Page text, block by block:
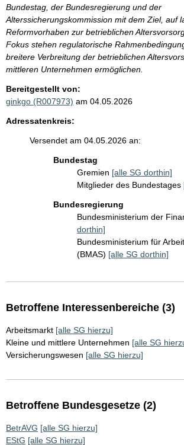
Bundestag, der Bundesregierung und der
Alterssicherungskommission mit dem Ziel, auf
Reformvorhaben zur betrieblichen
Fokus stehen regulatorische
breitere Verbreitung der betrieblichen
mittleren Unternehmen ermöglichen.
Bereitgestellt von:
ginkgo (R007973) am 04.05.2026
Adressatenkreis:
Versendet am 04.05.2026 an:
Bundestag
Gremien [alle SG dorthin]
Mitglieder des Bundestages
Bundesregierung
Bundesministerium der
dorthin]
Bundesministerium für
(BMAS) [alle SG dorthin]
Betroffene Interessenbereiche (3)
Arbeitsmarkt [alle SG hierzu]
Kleine und mittlere Unternehmen [alle SG
Versicherungswesen [alle SG hierzu]
Betroffene Bundesgesetze (2)
BetrAVG [alle SG hierzu]
EStG [alle SG hierzu]